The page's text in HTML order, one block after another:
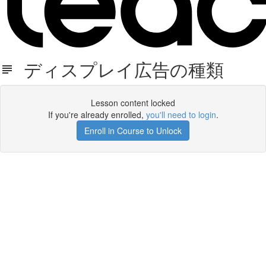
ディスプレイ広告の種類
Lesson content locked
If you're already enrolled, you'll need to login.
Enroll in Course to Unlock